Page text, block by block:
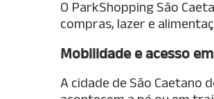
O ParkShopping São
compras, lazer e
Mobilidade e acesso
A cidade de São Caetano